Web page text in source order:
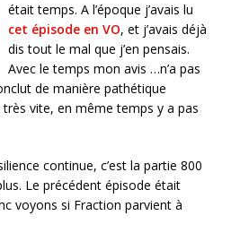
était temps. A l’époque j’avais lu
cet épisode en VO, et j’avais déjà
dis tout le mal que j’en pensais.
Avec le temps mon avis …n’a pas
de manière pathétique
vite, en même temps y a pas
continue, c’est la partie 800
Le précédent épisode était
voyons si Fraction parvient à